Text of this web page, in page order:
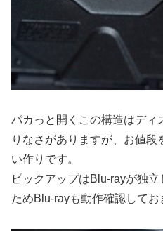
パカっと開くこの構造はディ
りなさがありますが、お値段
い作りです。
ピックアップはBlu-rayが独
ためBlu-rayも動作確認してお